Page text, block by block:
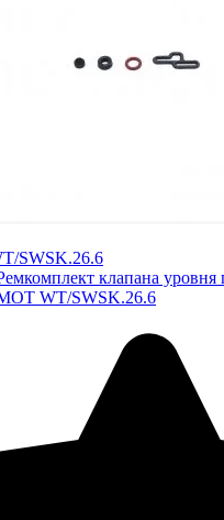
SWSK.26.6
клапана
WT/SWSK.26.6